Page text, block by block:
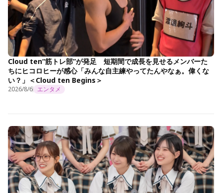
Cloud ten“筋トレ部”が発足 短期間で成長を見せるメンバーた
ちにヒコロヒーが感心「みんな自主練やってたんやなぁ。偉くな
い？」＜Cloud ten Begins＞
2026/8/6 エンタメ